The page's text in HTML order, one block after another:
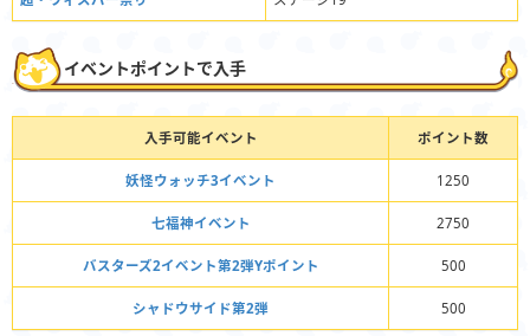
イベントポイントで入手
入手可能イベント ポイント数
妖怪ウォッチ3イベント 1250
七福神イベント 2750
バスターズ2イベント第2弾Yポイント 500
シャドウサイド第2弾 500